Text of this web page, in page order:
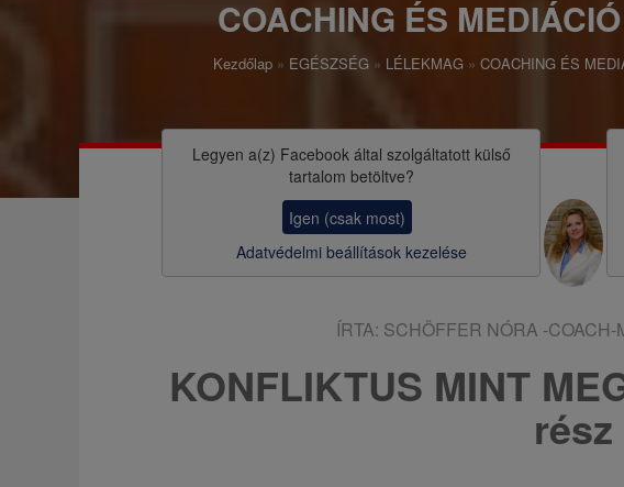
n
i
COACHING ÉS
o
z
Kezdőlap EGÉSZSÉG LÉLEKMAG COACHING ÉS
Legyen a(z) Facebookáltal szolgáltatott külső
tartalom betöltve?
Igen (csak most)
Adatvédelmi beállítások kezelése
ÍRTA: SCHÖFFER NÓRA -COACH-
KONFLIKTUS MINT
rész